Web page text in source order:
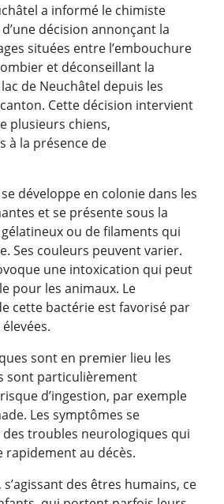
a informé le chimiste
décision annonçant la
situées entre l’embouchure
et déconseillant la
de Neuchâtel depuis les
Cette décision intervient
plusieurs chiens,
à la présence de
développe en colonie dans les
et se présente sous la
ou de filaments qui
Ses couleurs peuvent varier.
une intoxication qui peut
pour les animaux. Le
cette bactérie est favorisé par
sont en premier lieu les
sont particulièrement
d’ingestion, par exemple
Les symptômes se
troubles neurologiques qui
au décès.
des êtres humains, ce